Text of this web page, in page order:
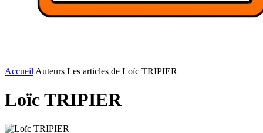
Accueil Auteurs Les articles de Loïc TRIPIER
Loïc TRIPIER